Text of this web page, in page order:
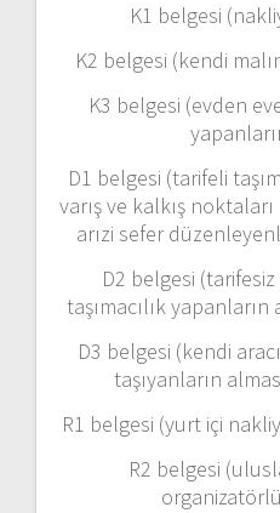
K1 belgesi
K2 belgesi (kendi
K3 belgesi (evden
D1 belgesi (tarifeli
varış ve kalkış
arızi sefer
D2 belgesi
taşımacılık
D3 belgesi (kendi
taşıyanların
R1 belgesi (yurt içi
R2 belgesi